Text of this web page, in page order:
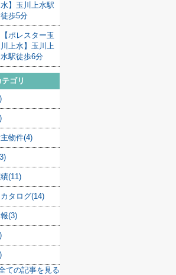
水】玉川上水駅
徒歩5分
【ポレスター玉
川上水】玉川上
水駅徒歩6分
テゴリ
物件(4)
(11)
タログ(14)
(3)
ての記事を見る